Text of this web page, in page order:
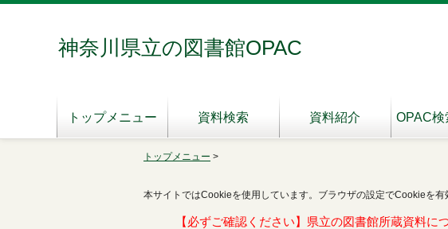
神奈川県立の図書館OPAC
トップメニュー 資料検索 資料紹介 OPAC検
トップメニュー >
本サイトではCookieを使用しています。ブラウザの設定でCookieを有
【必ずご確認ください】県立の図書館所蔵資料に